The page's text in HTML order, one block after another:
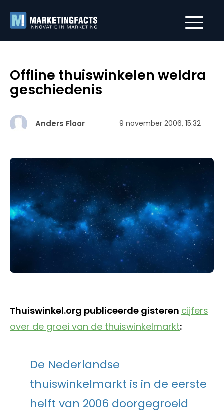
Offline thuiswinkelen weldra
geschiedenis
Anders Floor 9 november 2006, 15:32
Thuiswinkel.org publiceerde gisteren cijfers
over de groei van de thuiswinkelmarkt:
De Nederlandse
thuiswinkelmarkt is in de eerste
helft van 2006 doorgegroeid